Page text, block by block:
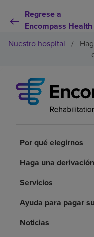
Regrese a
Encompass Health
Por qué debe elegirnos
Servicios de
Pacientes y cuidadores
Acerca de nosotros
Nuestro hospital /
Por qué elegirnos
Haga una derivación
Servicios
Ayuda para pagar
Noticias